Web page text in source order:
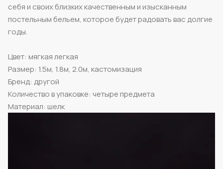
себя и своих близких качественным и изысканным
постельным бельем, которое будет радовать вас долгие
годы.
Цвет: мягкая легкая
Размер: 1.5м, 1.8м, 2.0м, кастомизация
Бренд: другой
Количество в упаковке: четыре предмета
Материал: шелк